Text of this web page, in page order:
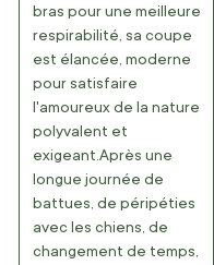
bras pour une meilleure
respirabilité, sa coupe
est élancée, moderne
pour satisfaire
l'amoureux de la nature
polyvalent et
exigeant. Après une
longue journée de
battues, de péripéties
avec les chiens, de
changement de temps,